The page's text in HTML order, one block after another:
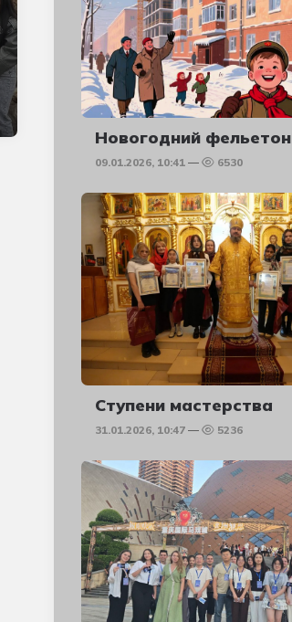
Новогодний фельетон
09.01.2026, 10:41 6530
Ступени мастерства
31.01.2026, 10:47 5236